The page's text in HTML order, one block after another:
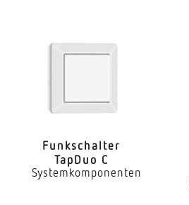
Funk­schalter
TapDuo C
Systemkomponenten